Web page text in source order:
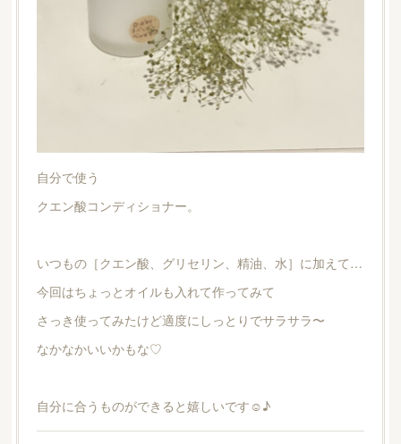
自分で使う
クエン酸コンディショナー。
いつもの［クエン酸、グリセリン、精油、水］に加えて…
今回はちょっとオイルも入れて作ってみて
さっき使ってみたけど適度にしっとりでサラサラ〜
なかなかいいかもな♡
自分に合うものができると嬉しいです☺︎♪